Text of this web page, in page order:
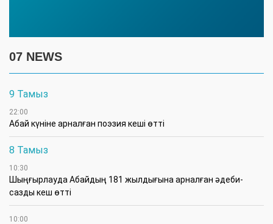
07 NEWS
9 Тамыз
22:00
Абай күніне арналған поэзия кеші өтті
8 Тамыз
10:30
Шыңғырлауда Абайдың 181 жылдығына арналған әдеби-
сазды кеш өтті
10:00